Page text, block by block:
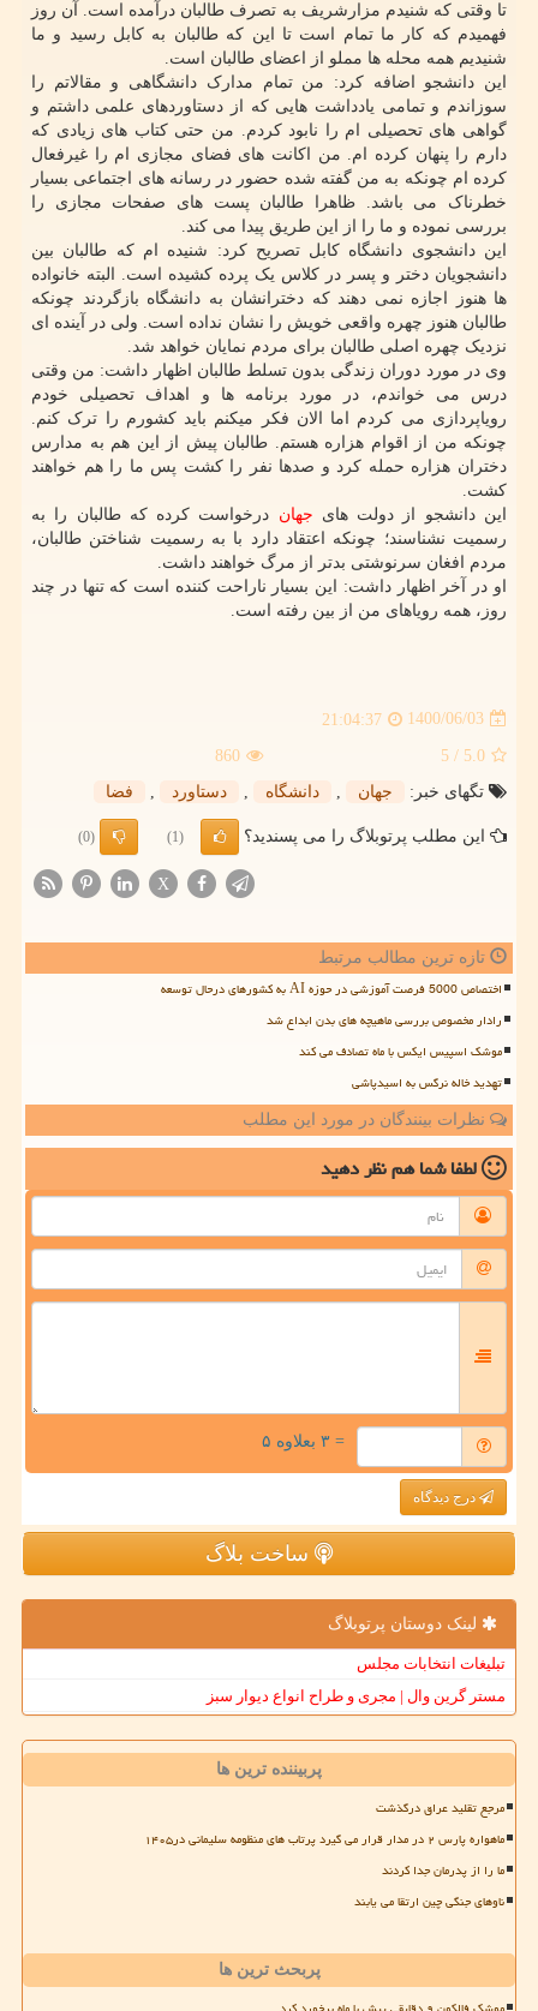
تا وقتی که شنیدم مزارشریف به تصرف طالبان درآمده است. آن روز
فهمیدم که کار ما تمام است تا این که طالبان به کابل رسید و ما
شنیدیم همه محله ها مملو از اعضای طالبان است.
این دانشجو اضافه کرد: من تمام مدارک دانشگاهی و مقالاتم را
سوزاندم و تمامی یادداشت هایی که از دستاوردهای علمی داشتم و
گواهی های تحصیلی ام را نابود کردم. من حتی کتاب های زیادی که
دارم را پنهان کرده ام. من اکانت های فضای مجازی ام را غیرفعال
کرده ام چونکه به من گفته شده حضور در رسانه های اجتماعی بسیار
خطرناک می باشد. ظاهرا طالبان پست های صفحات مجازی را
بررسی نموده و ما را از این طریق پیدا می کند.
این دانشجوی دانشگاه کابل تصریح کرد: شنیده ام که طالبان بین
دانشجویان دختر و پسر در کلاس یک پرده کشیده است. البته خانواده
ها هنوز اجازه نمی دهند که دخترانشان به دانشگاه بازگردند چونکه
طالبان هنوز چهره واقعی خویش را نشان نداده است. ولی در آینده ای
نزدیک چهره اصلی طالبان برای مردم نمایان خواهد شد.
وی در مورد دوران زندگی بدون تسلط طالبان اظهار داشت: من وقتی
درس می خواندم، در مورد برنامه ها و اهداف تحصیلی خودم
رویاپردازی می کردم اما الان فکر میکنم باید کشورم را ترک کنم.
چونکه من از اقوام هزاره هستم. طالبان پیش از این هم به مدارس
دختران هزاره حمله کرد و صدها نفر را کشت پس ما را هم خواهند
کشت.
این دانشجو از دولت های جهان درخواست کرده که طالبان را به
رسمیت نشناسند؛ چونکه اعتقاد دارد با به رسمیت شناختن طالبان،
مردم افغان سرنوشتی بدتر از مرگ خواهند داشت.
او در آخر اظهار داشت: این بسیار ناراحت کننده است که تنها در چند
روز، همه رویاهای من از بین رفته است.
1400/06/03
21:04:37
5.0
/ 5
860
تگهای خبر:
جهان , دانشگاه , دستاورد , فضا
این مطلب پرتوبلاگ را می پسندید؟ (1)
(0)
X
تازه ترین مطالب مرتبط
اختصاص 5000 فرصت آموزشی در حوزه AI به کشورهای درحال توسعه
رادار مخصوص بررسی ماهیچه های بدن ابداع شد
موشک اسپیس ایکس با ماه تصادف می کند
تهدید خاله نرگس به اسیدپاشی
نظرات بینندگان در مورد این مطلب
لطفا شما همنظر دهید
= ۳ بعلاوه ۵
درج دیدگاه
ساخت بلاگ
لینک دوستان پرتوبلاگ
تبلیغات انتخابات مجلس
مستر گرین وال | مجری و طراح انواع دیوار سبز
پربیننده ترین ها
مرجع تقلید عراق درگذشت
ماهواره پارس ۲ در مدار قرار می گیرد پرتاب های منظومه سلیمانی در۱۴۰۵
ما را از پدرمان جدا کردند
ناوهای جنگی چین ارتقا می یابند
پربحث ترین ها